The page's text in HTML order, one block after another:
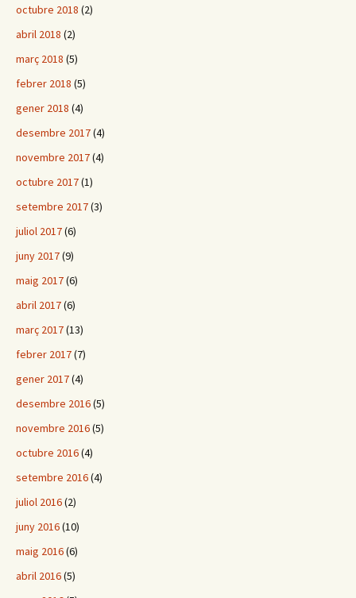
octubre 2018 (2)
abril 2018 (2)
març 2018 (5)
febrer 2018 (5)
gener 2018 (4)
desembre 2017(4)
novembre 2017(4)
octubre 2017(1)
setembre 2017(3)
juliol 2017(6)
juny 2017(9)
maig 2017(6)
abril 2017(6)
març 2017(13)
febrer 2017(7)
gener 2017(4)
desembre 2016(5)
novembre 2016(5)
octubre 2016(4)
setembre 2016(4)
juliol 2016(2)
juny 2016(10)
maig 2016(6)
abril 2016(5)